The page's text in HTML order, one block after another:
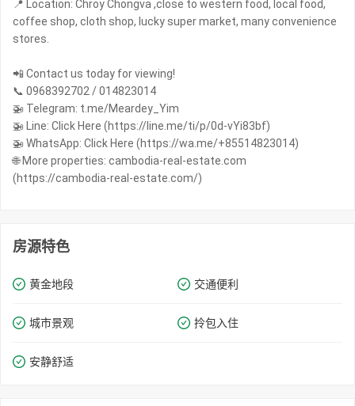
📍 Location: Chroy Chongva ,close to western food, local food,
coffee shop, cloth shop, lucky super market, many convenience
stores.
📲 Contact us today for viewing!
📞 0968392702 / 014823014
🚁 Telegram: t.me/Meardey_Yim
🚁 Line: Click Here (https://line.me/ti/p/0d-vYi83bf)
🚁 WhatsApp: Click Here (https://wa.me/+85514823014)
🌐 More properties: cambodia-real-estate.com
(https://cambodia-real-estate.com/)
房源特色
黄金地段 交通便利
城市景观 拎包入住
安静舒适